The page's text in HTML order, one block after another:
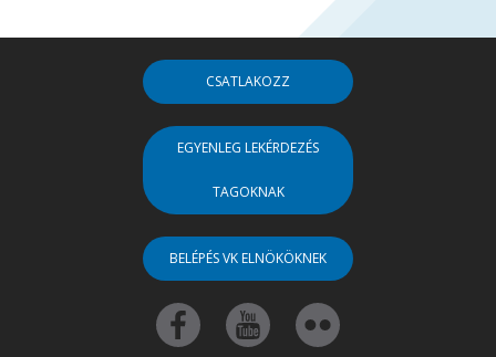
CSATLAKOZZ
EGYENLEG LEKÉRDEZÉS
TAGOKNAK
BELÉPÉS VK ELNÖKÖKNEK